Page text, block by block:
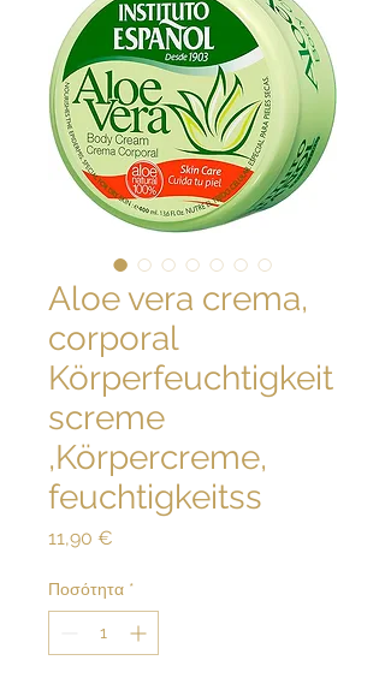
Aloe vera crema,
corporal
Körperfeuchtigkeit
screme
,Körpercreme,
feuchtigkeitss
11,90 €
Ποσότητα *